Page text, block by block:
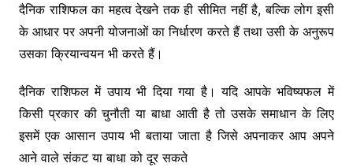
दैनिक राशिफल का महत्व देखने तक ही सीमित नहीं है, बल्कि लोग इसी
के आधार पर अपनी योजनाओं का निर्धारण करते हैं तथा उसी के अनुरूप
उसका क्रियान्वयन भी करते हैं।
दैनिक राशिफल में उपाय भी दिया गया है। यदि आपके भविष्यफल में
किसी प्रकार की चुनौती या बाधा आती है तो उसके समाधान के लिए
इसमें एक आसान उपाय भी बताया जाता है जिसे अपनाकर आप अपने
आने वाले संकट या बाधा को दूर सकते